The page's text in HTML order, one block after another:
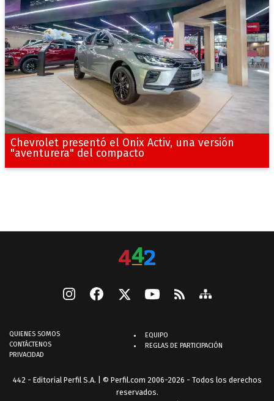
Chevrolet presentó el Onix Activ, una versión
"aventurera" del compacto
QUIENES SOMOS
CONTÁCTENOS
PRIVACIDAD
EQUIPO
REGLAS DE PARTICIPACIÓN
442 - Editorial Perfil S.A. | © Perfil.com 2006-2026 - Todos los derechos
reservados.